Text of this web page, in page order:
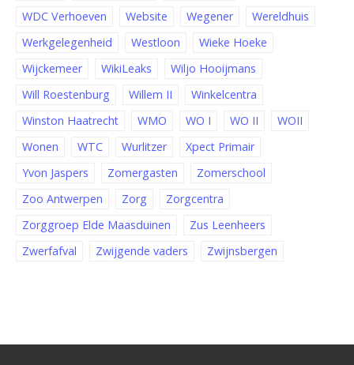
WDC Verhoeven
Website Wegener
Wereldhuis
Werkgelegenheid
Westloon
Wieke Hoeke
Wijckemeer
WikiLeaks
Wiljo Hooijmans
Will Roestenburg
Willem II
Winkelcentra
Winston Haatrecht
WMO WO I WO II
WOII
Wonen
WTC Wurlitzer
Xpect Primair
Yvon Jaspers
Zomergasten
Zomerschool
Zoo Antwerpen
Zorg
Zorgcentra
Zorggroep Elde Maasduinen
Zus Leenheers
Zwerfafval
Zwijgende vaders Zwijnsbergen